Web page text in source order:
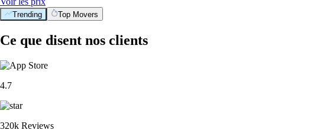
Trending Top Movers
Ce que disent nos clients
4.7
320k Reviews